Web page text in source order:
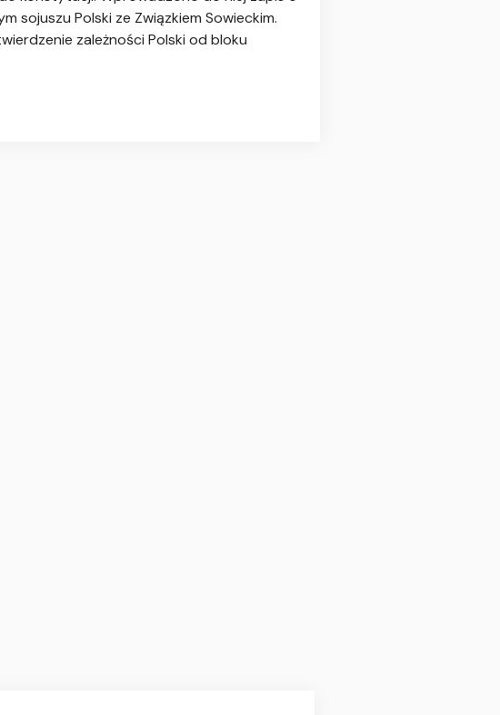
sojuszu Polski ze Związkiem Sowieckim.
zależności Polski od bloku